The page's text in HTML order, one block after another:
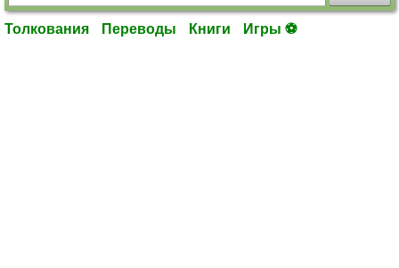
Толкования Переводы Книги Игры ⚽